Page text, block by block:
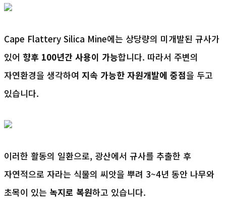
Cape Flattery Silica Mine에는 상당량의 미개발된 규사가
있어 향후 100년간 사용이 가능합니다. 따라서 주변의
자연환경을 생각하여 지속 가능한 자원개발에 중점을 두고
있습니다.
이러한 활동의 일환으로, 광산에서 규사를 추출한 후
자연적으로 자라는 식물의 씨앗을 뿌려 3~4년 동안 나무와
초목이 있는 녹지로 복원하고 있습니다.